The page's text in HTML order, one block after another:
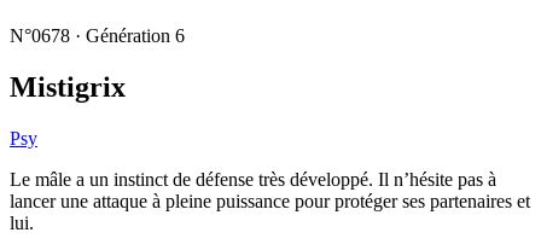
N°0678 · Génération 6
Mistigrix
Psy
Le mâle a un instinct de défense très développé. Il n’hésite pas à
lancer une attaque à pleine puissance pour protéger ses partenaires et
lui.